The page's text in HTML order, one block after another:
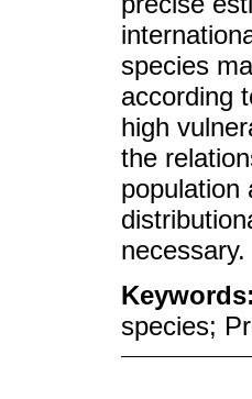
species
according
high
the
population
necessary.
Keywords:
species;